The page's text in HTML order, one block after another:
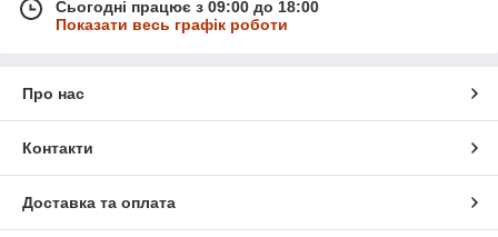
Сьогодні працює з 09:00 до 18:00
Показати весь графік роботи
Про нас
Контакти
Доставка та оплата